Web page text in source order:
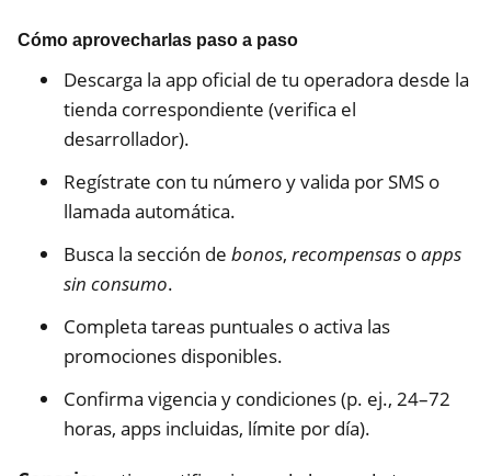
Cómo aprovecharlas paso a paso
Descarga la app oficial de tu operadora desde la
tienda correspondiente (verifica el
desarrollador).
Regístrate con tu número y valida por SMS o
llamada automática.
Busca la sección de bonos, recompensas oapps
sin consumo.
Completa tareas puntuales o activa las
promociones disponibles.
Confirma vigencia y condiciones (p. ej., 24–72
horas, apps incluidas, límite por día).